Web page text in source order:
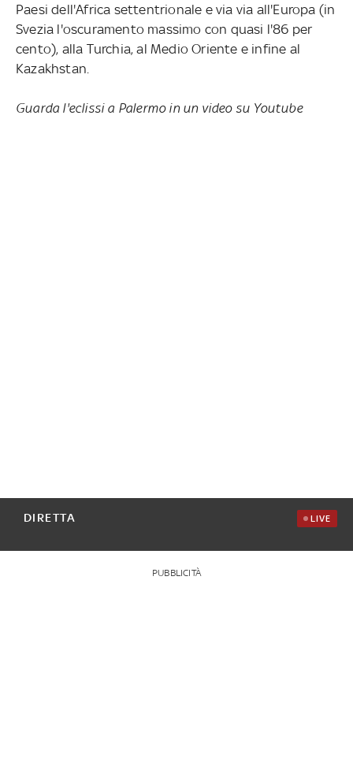
Paesi dell'Africa settentrionale e via via all'Europa (in
Svezia l'oscuramento massimo con quasi l'86 per
cento), alla Turchia, al Medio Oriente e infine al
Kazakhstan.
Guarda l'eclissi a Palermo in un video su Youtube
DIRETTA LIVE
PUBBLICITÀ